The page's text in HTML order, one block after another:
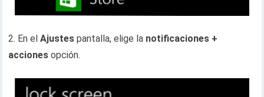
2. En elAjustes pantalla, elige la notificaciones +
acciones opción.